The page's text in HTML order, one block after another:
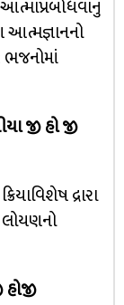
જી હો જી
દ્રારા
લોયણનો